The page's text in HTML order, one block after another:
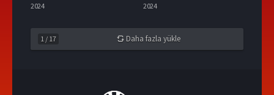
2024 2024
1 / 17 Daha fazla yükle